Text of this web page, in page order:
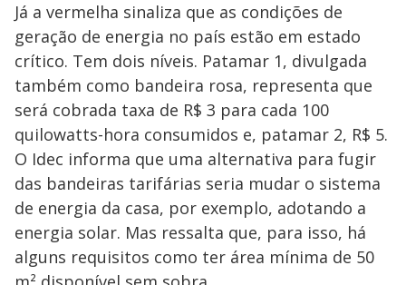
Já a vermelha sinaliza que as condições de
geração de energia no país estão em estado
crítico. Tem dois níveis. Patamar 1, divulgada
também como bandeira rosa, representa que
será cobrada taxa de R$ 3 para cada 100
quilowatts-hora consumidos e, patamar 2, R$ 5.
O Idec informa que uma alternativa para fugir
das bandeiras tarifárias seria mudar o sistema
de energia da casa, por exemplo, adotando a
energia solar. Mas ressalta que, para isso, há
alguns requisitos como ter área mínima de 50